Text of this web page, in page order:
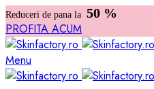
Reduceri de pana la 50 %
PROFITA ACUM
Menu